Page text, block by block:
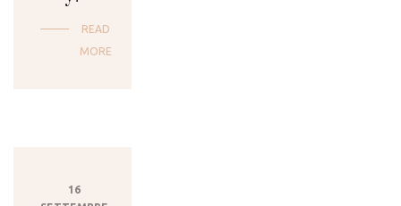
READ
MORE
16